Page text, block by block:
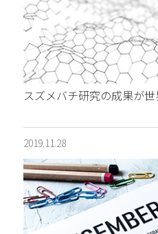
スズメバチ研究の成果が
2019.11.28